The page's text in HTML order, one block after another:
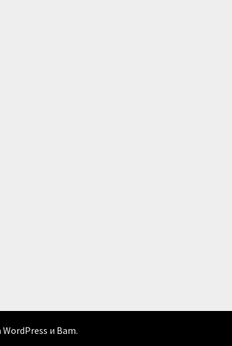
WordPress и Bam.